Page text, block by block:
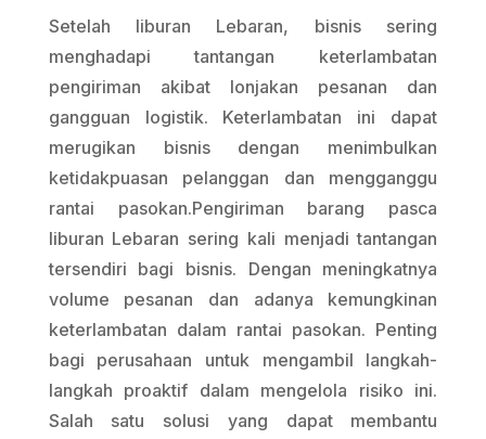
Setelah liburan Lebaran, bisnis sering
menghadapi tantangan keterlambatan
pengiriman akibat lonjakan pesanan dan
gangguan logistik. Keterlambatan ini dapat
merugikan bisnis dengan menimbulkan
ketidakpuasan pelanggan dan mengganggu
rantai pasokan.Pengiriman barang pasca
liburan Lebaran sering kali menjadi tantangan
tersendiri bagi bisnis. Dengan meningkatnya
volume pesanan dan adanya kemungkinan
keterlambatan dalam rantai pasokan. Penting
bagi perusahaan untuk mengambil langkah-
langkah proaktif dalam mengelola risiko ini.
Salah satu solusi yang dapat membantu